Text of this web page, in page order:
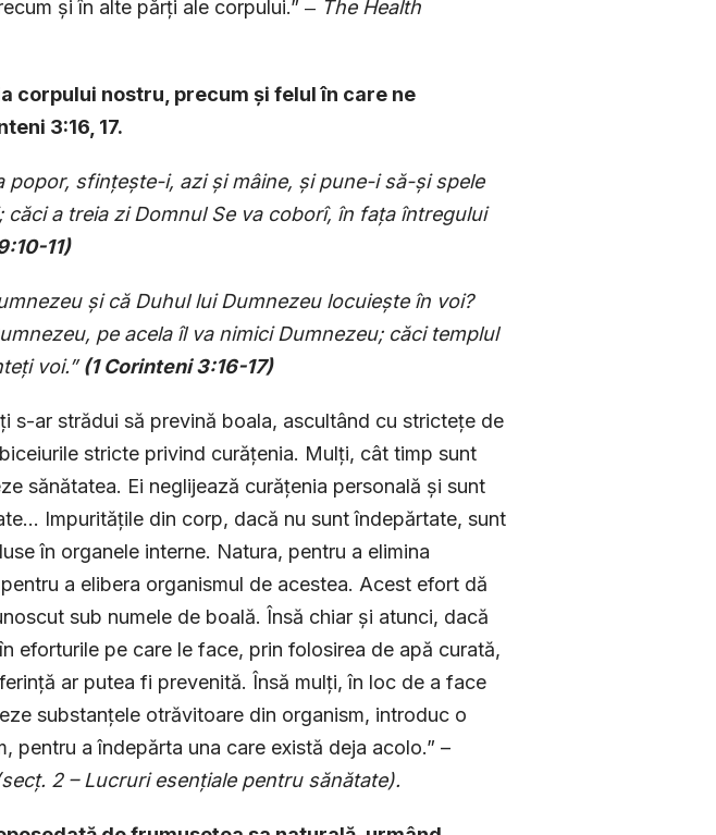
și în alte părți ale corpului.” ‒ The Health
corpului nostru, precum și felul în care ne
3:16, 17.
popor, sfințește-i, azi și mâine, și pune-i să-și spele
a treia zi Domnul Se va coborî, în fața întregului
11)
și că Duhul lui Dumnezeu locuiește în voi?
pe acela îl va nimici Dumnezeu; căci templul
voi.”(1 Corinteni 3:16-17)
s-ar strădui să prevină boala, ascultând cu strictețe de
stricte privind curățenia. Mulți, cât timp sunt
sănătatea. Ei neglijează curățenia personală și sunt
Impuritățile din corp, dacă nu sunt îndepărtate, sunt
în organele interne. Natura, pentru a elimina
a elibera organismul de acestea. Acest efort dă
sub numele de boală. Însă chiar și atunci, dacă
eforturile pe care le face, prin folosirea de apă curată,
ar putea fi prevenită. Însă mulți, în loc de a face
substanțele otrăvitoare din organism, introduc o
pentru a îndepărta una care există deja acolo.” –
2 – Lucruri esențiale pentru sănătate).